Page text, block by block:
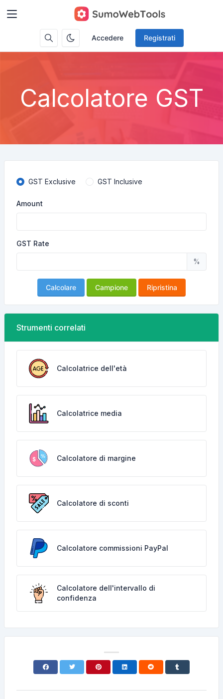
Accedere Registrati
Calcolatore GST
GST Exclusive GST Inclusive
Amount
GST Rate
%
Calcolare Campione Ripristina
Strumenti correlati
Calcolatrice dell'età
Calcolatrice media
Calcolatore di margine
Calcolatore di sconti
Calcolatore commissioni PayPal
Calcolatore dell'intervallo di
confidenza